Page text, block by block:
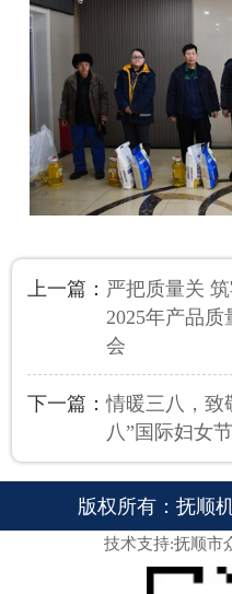
上一篇： 严把质量关
2025年产品
会
下一篇：情暖三八，
八”国际妇女
版权所有：抚顺
技术支持:抚顺市